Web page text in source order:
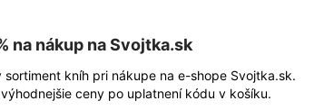
na nákup na Svojtka.sk
sortiment kníh pri nákupe na e-shope Svojtka.sk.
ceny po uplatnení kódu v košíku.